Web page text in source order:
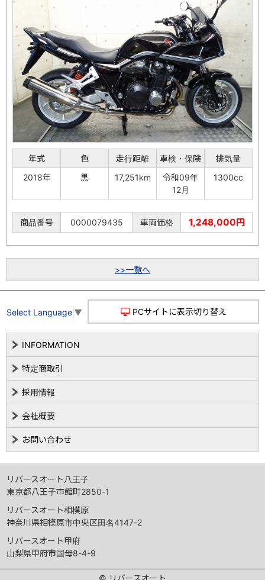
年式 色 走行距離 車検・保険
排気量
2018年
黒 17,251km
令和09年
12月
1300cc
商品番号 0000079435 車両価格 1,248,000円
>>一覧へ
Select Language ▼ PCサイトに表示切り替え
INFORMATION
特定商取引
採用情報
会社概要
お問い合わせ
リバースオート八王子
東京都八王子市館町2850-1
リバースオート相模原
神奈川県相模原市中央区田名4147-2
リバースオート甲府
山梨県甲府市国母8-4-9
© リバースオート